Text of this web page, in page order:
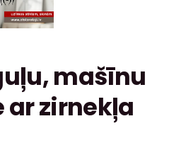
mašīnu
ar zirnekļa